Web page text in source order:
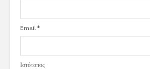
Email *
Ιστότοπος